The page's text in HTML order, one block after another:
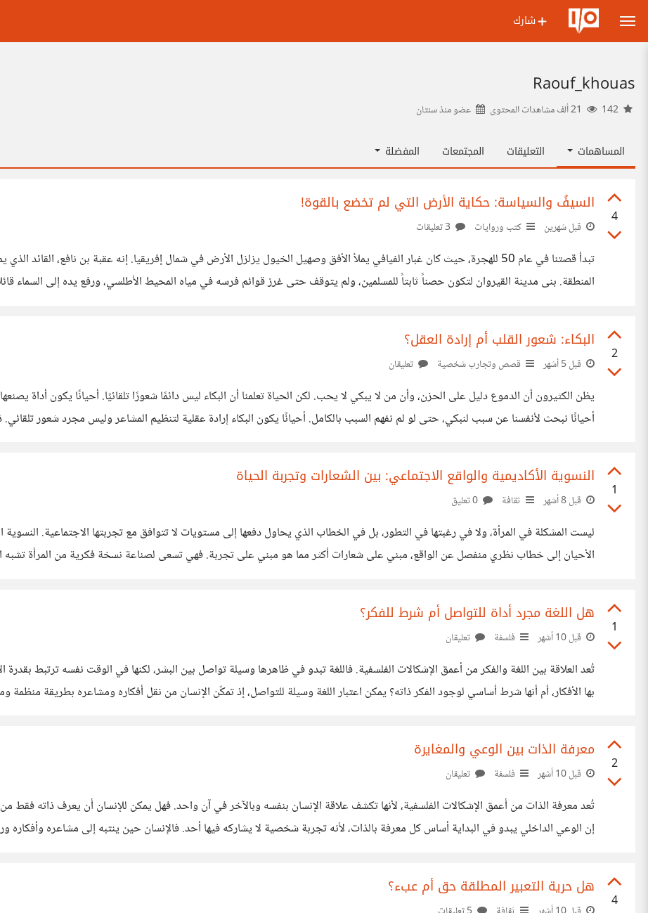
شارك
Raouf_khouas
عضو منذسنتان
المساهمات التعليقات المجتمعات المفضلة
4
السيفُ والسياسة: حكاية الأرض التي لم تخضع بالقوة!
قبل شهرين كتب وروايات
تبدأ قصتنا في عام 50 للهجرة، حيث كان غبار الفيافي يملأ الأفق وصهيل الخيول يزلزل الأرض في شمال إفريقيا. إنه عقبة بن نافع،
المنطقة. بنى مدينة القيروان لتكون حصناً ثابتاً للمسلمين، ولم يتوقف حتى غرز قوائم فرسه في مياه المحيط الأطلسي، ورفع يده إلى السماء
2
البكاء: شعور القلب أم إرادة العقل؟
قبل 5 أشهر قصص وتجارب شخصية تعليقان
يظن الكثيرون أن الدموع دليل على الحزن، وأن من لا يبكي لا يحب. لكن الحياة تعلمنا أن البكاء ليس دائمًا شعورًا تلقائيًا. أحيانًا يكون أداة
أحيانًا نبحث لأنفسنا عن سبب لنبكي، حتى لو لم نفهم السبب بالكامل. أحيانًا يكون البكاء إرادة عقلية لتنظيم المشاعر وليس مجرد شعور
1
النسوية الأكاديمية والواقع الاجتماعي: بين الشعارات وتجربة الحياة
قبل 8 أشهر ثقافة
ليست المشكلة في المرأة، ولا في رغبتها في التطور، بل في الخطاب الذي يحاول دفعها إلى مستويات لا تتوافق مع تجربتها الاجتماعية. النسوية
الأحيان إلى خطاب نظري منفصل عن الواقع، مبني على شعارات أكثر مما هو مبني على تجربة. فهي تسعى لصناعة نسخة فكرية من المرأة تشبه
1
هل اللغة مجرد أداة للتواصل أم شرط للفكر؟
قبل 10 أشهر فلسفة تعليقان
تُعد العلاقة بين اللغة والفكر من أعمق الإشكالات الفلسفية. فاللغة تبدو في ظاهرها وسيلة تواصل بين البشر، لكنها في الوقت نفسه ترتبط بقدرة
بها الأفكار، أم أنها شرط أساسي لوجود الفكر ذاته؟ يمكن اعتبار اللغة وسيلة للتواصل، إذ تمكّن الإنسان من نقل أفكاره
2
معرفة الذات بين الوعي والمغايرة
قبل 10 أشهر فلسفة تعليقان
تُعد معرفة الذات من أعمق الإشكالات الفلسفية، لأنها تكشف علاقة الإنسان بنفسه وبالآخر في آن واحد. فهل يمكن للإنسان أن يعرف ذاته فقط
إن الوعي الداخلي يبدو في البداية أساس كل معرفة بالذات، لأنه تجربة شخصية لا يشاركه فيها أحد. فالإنسان حين ينتبه إلى مشاعره وأفكاره
4
هل حرية التعبير المطلقة حق أم عبء؟